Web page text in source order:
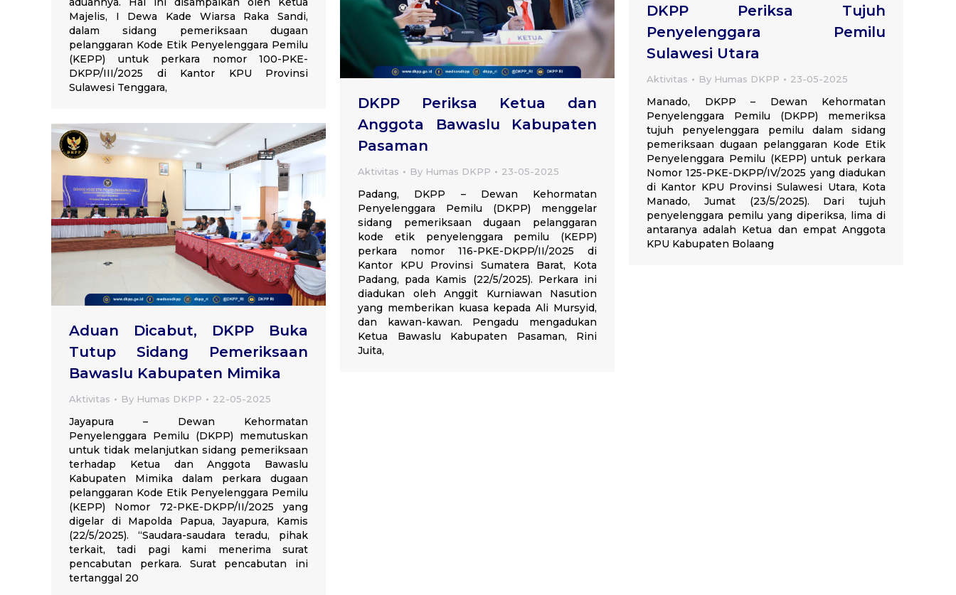
Majelis, I Dewa Kade Wiarsa Raka Sandi,
dalam sidang pemeriksaan dugaan
pelanggaran Kode Etik Penyelenggara Pemilu
(KEPP) untuk perkara nomor 100-PKE-
DKPP/III/2025 di Kantor KPU Provinsi
Sulawesi Tenggara,
DKPP Periksa Tujuh
Penyelenggara Pemilu
Sulawesi Utara
Aktivitas By Humas DKPP 23-05-2025
Manado, DKPP – Dewan Kehormatan
Penyelenggara Pemilu (DKPP) memeriksa
tujuh penyelenggara pemilu dalam sidang
pemeriksaan dugaan pelanggaran Kode Etik
Penyelenggara Pemilu (KEPP) untuk perkara
Nomor 125-PKE-DKPP/IV/2025 yang diadukan
di Kantor KPU Provinsi Sulawesi Utara, Kota
Manado, Jumat (23/5/2025). Dari tujuh
penyelenggara pemilu yang diperiksa, lima di
antaranya adalah Ketua dan empat Anggota
KPU Kabupaten Bolaang
DKPP Periksa Ketua dan
Anggota Bawaslu Kabupaten
Pasaman
Aktivitas By Humas DKPP 23-05-2025
Padang, DKPP – Dewan Kehormatan
Penyelenggara Pemilu (DKPP) menggelar
sidang pemeriksaan dugaan pelanggaran
kode etik penyelenggara pemilu (KEPP)
perkara nomor 116-PKE-DKPP/II/2025 di
Kantor KPU Provinsi Sumatera Barat, Kota
Padang, pada Kamis (22/5/2025). Perkara ini
diadukan oleh Anggit Kurniawan Nasution
yang memberikan kuasa kepada Ali Mursyid,
dan kawan-kawan. Pengadu mengadukan
Ketua Bawaslu Kabupaten Pasaman, Rini
Juita,
Aduan Dicabut, DKPP Buka
Tutup Sidang Pemeriksaan
Bawaslu Kabupaten Mimika
Aktivitas By Humas DKPP 22-05-2025
Jayapura – Dewan Kehormatan
Penyelenggara Pemilu (DKPP) memutuskan
untuk tidak melanjutkan sidang pemeriksaan
terhadap Ketua dan Anggota Bawaslu
Kabupaten Mimika dalam perkara dugaan
pelanggaran Kode Etik Penyelenggara Pemilu
(KEPP) Nomor 72-PKE-DKPP/II/2025 yang
digelar di Mapolda Papua, Jayapura, Kamis
(22/5/2025). “Saudara-saudara teradu, pihak
terkait, tadi pagi kami menerima surat
pencabutan perkara. Surat pencabutan ini
tertanggal 20